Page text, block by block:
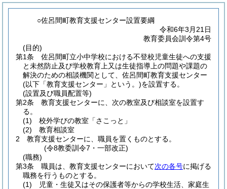
○佐呂間町教育支援センター設置要綱
令和6年3月21日
教育委員会訓令第4号
(目的)
第1条
佐呂間町立小中学校における不登校児童生徒への支援
と未然防止及び学校教育上又は生徒指導上の問題や課題の
解決のための相談機関として、佐呂間町教育支援センター
(以下「教育支援センター」という。)を設置する。
(設置及び職員配置等)
第2条
教育支援センターに、次の教室及び相談室を設置す
る。
(1)
校外学びの教室「さこっと」
(2)
教育相談室
2
教育支援センターに、職員を置くものとする。
(令8教委訓令7・一部改正)
(職務)
第3条
職員は、教育支援センターにおいて次の各号に掲げる
職務を行うものとする。
(1)
児童・生徒又はその保護者等からの学校生活、家庭生